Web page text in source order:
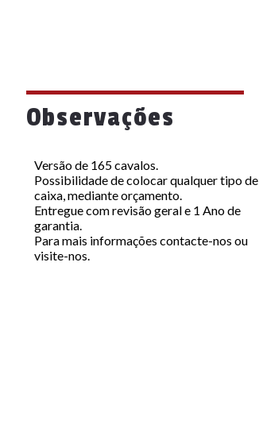
Observações
Versão de 165 cavalos.
Possibilidade de colocar qualquer tipo de
caixa, mediante orçamento.
Entregue com revisão geral e 1 Ano de
garantia.
Para mais informações contacte-nos ou
visite-nos.